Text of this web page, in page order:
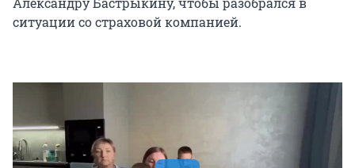
ситуации со страховой компанией.